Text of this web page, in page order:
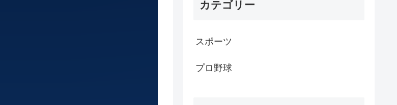
カテゴリー
スポーツ
プロ野球